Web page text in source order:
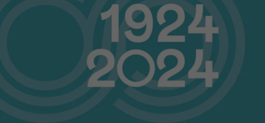
16h-18h